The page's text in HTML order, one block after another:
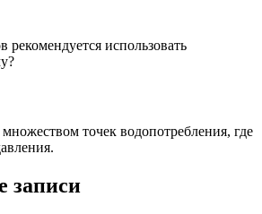
рекомендуется использовать
точек водопотребления, где
записи